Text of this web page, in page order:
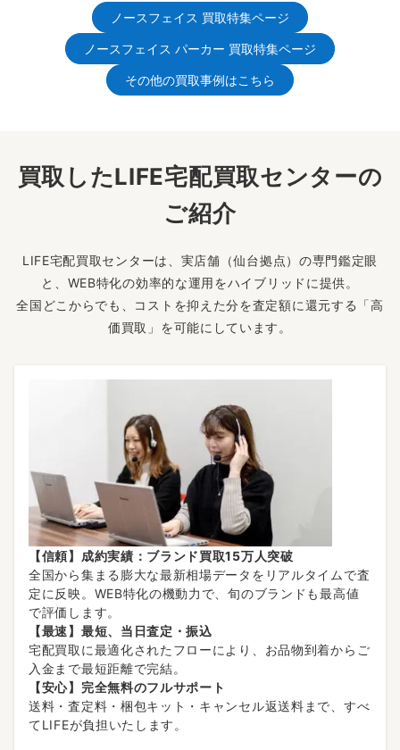
ノースフェイス 買取特集ページ
ノースフェイス パーカー 買取特集ページ
その他の買取事例はこちら
買取したLIFE宅配買取センターの
ご紹介
LIFE宅配買取センターは、実店舗（仙台拠点）の専門鑑定眼
と、WEB特化の効率的な運用をハイブリッドに提供。
全国どこからでも、コストを抑えた分を査定額に還元する「高
価買取」を可能にしています。
【信頼】成約実績：ブランド買取15万人突破
全国から集まる膨大な最新相場データをリアルタイムで査
定に反映。WEB特化の機動力で、旬のブランドも最高値
で評価します。
【最速】最短、当日査定・振込
宅配買取に最適化されたフローにより、お品物到着からご
入金まで最短距離で完結。
【安心】完全無料のフルサポート
送料・査定料・梱包キット・キャンセル返送料まで、すべ
てLIFEが負担いたします。